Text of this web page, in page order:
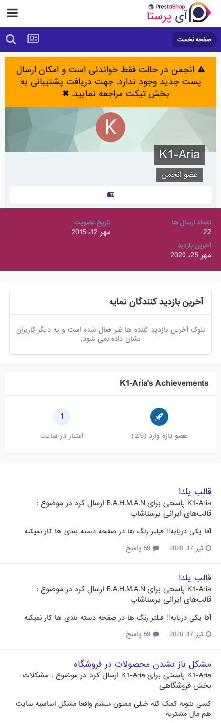
صفحه نخست
⚠️ انجمن در حالت فقط خواندنی است و امکان ارسال
پست جدید وجود ندارد. جهت دریافت پشتیبانی به
بخش تیکت مراجعه نمایید.✖
K1-Aria
عضو انجمن
تعداد ارسال ها
22
تاریخ عضویت
مهر 12، 2015
آخرین بازدید
مهر 25، 2020
آخرین بازدید کنندگان نمایه
بلوک آخرین بازدید کننده ها غیر فعال شده است و به دیگر کاربران
نشان داده نمی شود.
K1-Aria's Achievements
عضو تازه وارد (2/6)
1
اعتبار در سایت
قالب یلدا
K1-Aria پاسخی برای B.A.H.M.A.N ارسال کرد در موضوع :
قالب‌های ایرانی پرستاشاپ
آقا یکی دریابه!! فیلتر رنگ ها در صفحه دسته بندی ها کار نمیکنه
تیر 17، 2020
قالب یلدا
K1-Aria پاسخی برای B.A.H.M.A.N ارسال کرد در موضوع :
قالب‌های ایرانی پرستاشاپ
آقا یکی دریابه!! فیلتر رنگ ها در صفحه دسته بندی ها کار نمیکنه
تیر 17، 2020
مشکل باز نشدن محصولات در فروشگاه
K1-Aria پاسخی برای K1-Aria ارسال کرد در موضوع : مشکلات
بخش فروشگاهی
کسی بتونه کمک کنه خیلی ممنون میشم واقعا مشکل اساسیه سایت
هم مال مشتریه